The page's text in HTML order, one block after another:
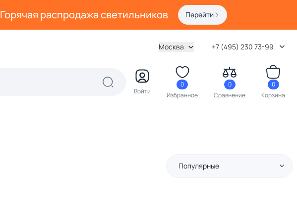
Горячая распродажа светильников Перейти
Москва +7 (495) 230 73-99
Войти
0
Избранное
0
Сравнение
0
Корзина
Популярные